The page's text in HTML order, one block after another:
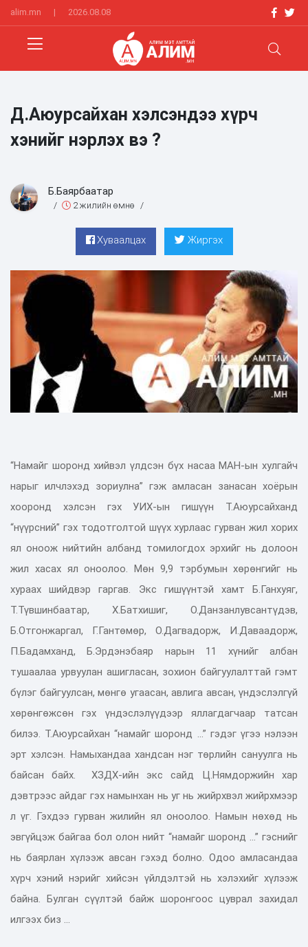
alim.mn | 2026.08.08
Д.Аюурсайхан хэлсэндээ хүрч
хэнийг нэрлэх вэ ?
Б.Баярбаатар
/ 2 жилийн өмнө /
Хуваалцах Жиргэх
“Намайг шоронд хийвэл үлдсэн бүх насаа МАН-ын хулгайч
нарыг илчлэхэд зориулна” гэж амласан занасан хоёрын
хооронд хэлсэн гэх УИХ-ын гишүүн Т.Аюурсайханд
“нүүрсний” гэх тодотголтой шүүх хурлаас гурван жил хорих
ял оноож нийтийн албанд томилогдох эрхийг нь долоон
жил хасах ял оноолоо. Мөн 9,9 тэрбумын хөрөнгийг нь
хураах шийдвэр гаргав. Экс гишүүнтэй хамт Б.Ганхуяг,
Т.Түвшинбаатар, X.Батхишиг, О.Данзанлувсантүдэв,
Б.Отгонжаргал, Г.Гантөмөр, О.Дагвадорж, И.Даваадорж,
П.Бадамханд, Б.Эрдэнэбаяр нарын 11 хүнийг албан
тушаалаа урвуулан ашигласан, зохион байгуулалттай гэмт
бүлэг байгуулсан, мөнгө угаасан, авлига авсан, үндэслэлгүй
хөрөнгөжсөн гэх үндэслэлүүдээр яллагдагчаар татсан
билээ. Т.Аюурсайхан “намайг шоронд ...” гэдэг үгээ нэлээн
эрт хэлсэн. Намыхандаа хандсан нэг төрлийн сануулга нь
байсан байх. ХЗДХ-ийн экс сайд Ц.Нямдоржийн хар
дэвтрээс айдаг гэх намынхан нь уг нь жийрхвэл жийрхмээр
л үг. Гэхдээ гурван жилийн ял оноолоо. Намын нөхөд нь
эвгүйцэж байгаа бол олон нийт “намайг шоронд ...” гэснийг
нь баярлан хүлээж авсан гэхэд болно. Одоо амласандаа
хүрч хэний нэрийг хийсэн үйлдэлтэй нь хэлэхийг хүлээж
байна. Булган сүүлтэй байж шоронгоос цуврал захидал
илгээх биз ...